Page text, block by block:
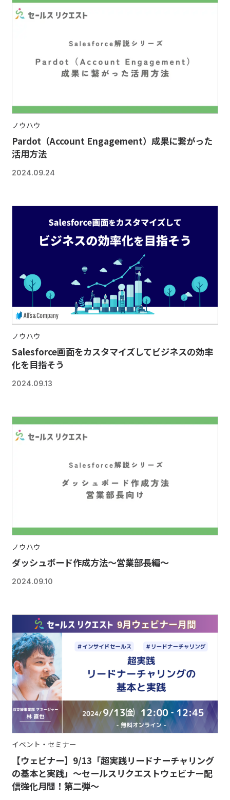
ノウハウ
Pardot（Account Engagement）成果に繋がった
活用方法
2024.09.24
ノウハウ
Salesforce画面をカスタマイズしてビジネスの効率
化を目指そう
2024.09.13
ノウハウ
ダッシュボード作成方法〜営業部長編〜
2024.09.10
イベント・セミナー
【ウェビナー】9/13「超実践リードナーチャリング
の基本と実践」～セールスリクエストウェビナー配
信強化月間！第二弾～